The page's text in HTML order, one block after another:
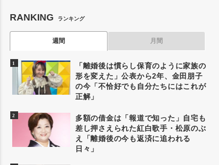
RANKING ランキング
週間 月間
「離婚後は慣らし保育のように家族の
形を変えた」公表から2年、金田朋子
の今「不恰好でも自分たちにはこれが
正解」
多額の借金は「報道で知った」自宅も
差し押さえられた紅白歌手・松原のぶ
え「離婚後の今も返済に追われる
日々」